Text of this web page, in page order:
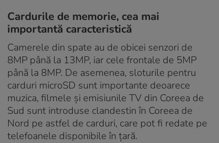
Cardurile de memorie, cea mai
importantă caracteristică
Camerele din spate au de obicei senzori de
8MP până la 13MP, iar cele frontale de 5MP
până la 8MP. De asemenea, sloturile pentru
carduri microSD sunt importante deoarece
muzica, filmele și emisiunile TV din Coreea de
Sud sunt introduse clandestin în Coreea de
Nord pe astfel de carduri, care pot fi redate pe
telefoanele disponibile în țară.